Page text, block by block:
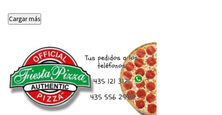
Cargar más